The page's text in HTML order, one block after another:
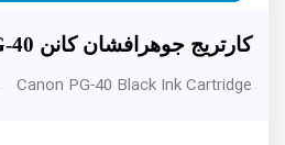
کارتریج جوهرافشان کانن PG-40
Canon PG-40 Black Ink Cartridge